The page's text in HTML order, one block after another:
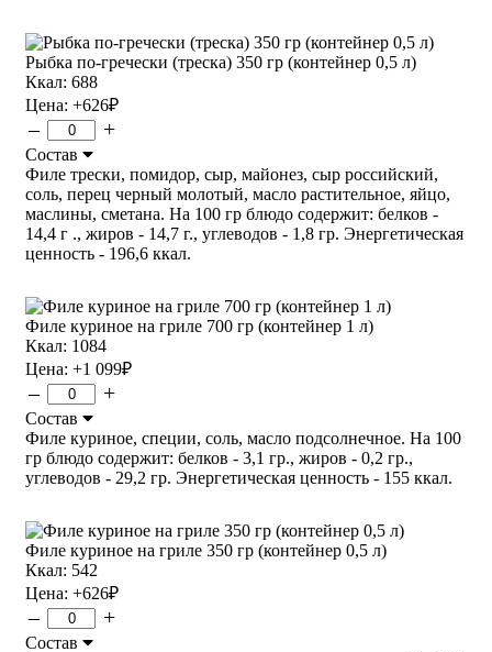
Рыбка по-гречески (треска) 350 гр (контейнер 0,5 л)
Ккал: 688
Цена: +626₽
– +
Состав
Филе трески, помидор, сыр, майонез, сыр российский,
соль, перец черный молотый, масло растительное, яйцо,
маслины, сметана. На 100 гр блюдо содержит: белков -
14,4 г ., жиров - 14,7 г., углеводов - 1,8 гр. Энергетическая
ценность - 196,6 ккал.
Филе куриное на гриле 700 гр (контейнер 1 л)
Ккал: 1084
Цена: +1 099₽
– +
Состав
Филе куриное, специи, соль, масло подсолнечное. На 100
гр блюдо содержит: белков - 3,1 гр., жиров - 0,2 гр.,
углеводов - 29,2 гр. Энергетическая ценность - 155 ккал.
Филе куриное на гриле 350 гр (контейнер 0,5 л)
Ккал: 542
Цена: +626₽
– +
Состав